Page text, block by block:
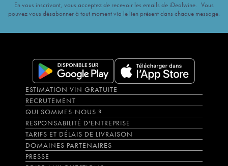
En vous inscrivant, vous acceptez de recevoir les emails de iDealwine. Vous
pouvez vous désabonner à tout moment via le lien présent dans chaque message.
ESTIMATION VIN GRATUITE
RECRUTEMENT
QUI SOMMES-NOUS ?
RESPONSABILITÉ D'ENTREPRISE
TARIFS ET DÉLAIS DE LIVRAISON
DOMAINES PARTENAIRES
PRESSE